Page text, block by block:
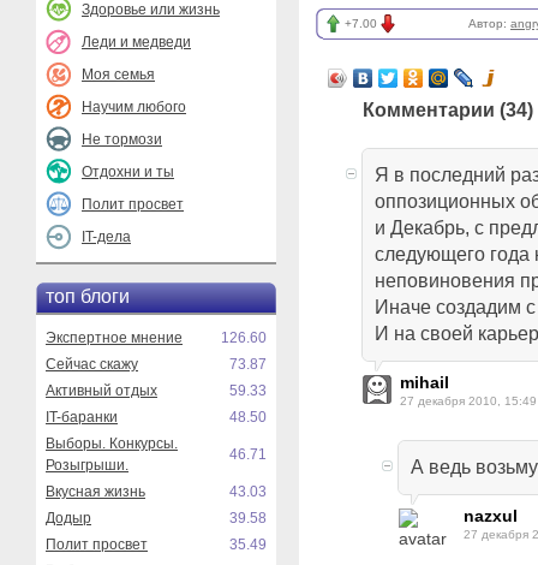
Здоровье или жизнь
Леди и медведи
Моя семья
Научим любого
Не тормози
Отдохни и ты
Полит просвет
IT-дела
топ блоги
Экспертное мнение
126.60
Сейчас скажу
73.87
Активный отдых
59.33
IT-баранки
48.50
Выборы. Конкурсы.
Розыгрыши.
46.71
Вкусная жизнь
43.03
Додыр
39.58
Полит просвет
35.49
+7.00 Автор:
Комментарии (34)
Я в последний
оппозиционных
и Декабрь, с
следующего года
неповиновения
Иначе создадим
И на своей
mihail
27 декабря 2010, 15:49
А ведь
nazxul
27 декабря